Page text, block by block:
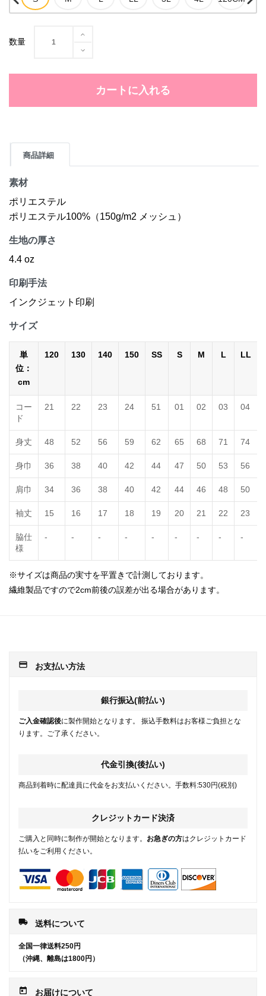
数量
カートに入れる
商品詳細
素材
ポリエステル
ポリエステル100%（150g/m2 メッシュ）
生地の厚さ
4.4 oz
印刷手法
インクジェット印刷
サイズ
単
位：
cm
120 130 140 150 SS S M L LL
コー
ド
21 22 23 24 51 01 02 03 04
身丈 48 52 56 59 62 65 68 71 74
身巾 36 38 40 42 44 47 50 53 56
肩巾 34 36 38 40 42 44 46 48 50
袖丈 15 16 17 18 19 20 21 22 23
脇仕
様
- - - - - - - - -
※サイズは商品の実寸を平置きで計測しております。
繊維製品ですので2cm前後の誤差が出る場合があります。
payment お支払い方法
銀行振込(前払い)
ご入金確認後に製作開始となります。 振込手数料はお客様ご負担とな
ります。ご了承ください。
代金引換(後払い)
商品到着時に配達員に代金をお支払いください。手数料:530円(税別)
クレジットカード決済
ご購入と同時に制作が開始となります。 お急ぎの方はクレジットカード
払いをご利用ください。
local_shipping 送料について
全国一律送料250円
（沖縄、離島は1800円）
today お届けについて